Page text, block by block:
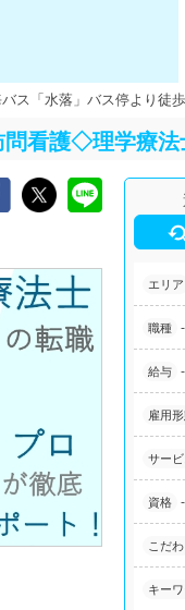
バス「水落」バス停より
問看護◇理学療法
エリア
職種
給与
雇用
サー
資格
こだ
キー